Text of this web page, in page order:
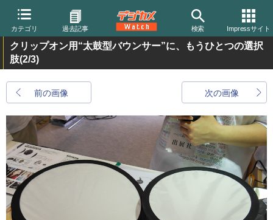
カテゴリ 過去記事 検索 Impressサイト
クリップオン用“太鼓型バウンサー”に、もうひとつの選択
肢(2/3)
前の画像 次の画像